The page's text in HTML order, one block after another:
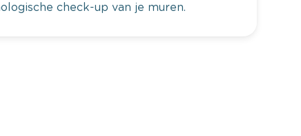
check-up van je muren.